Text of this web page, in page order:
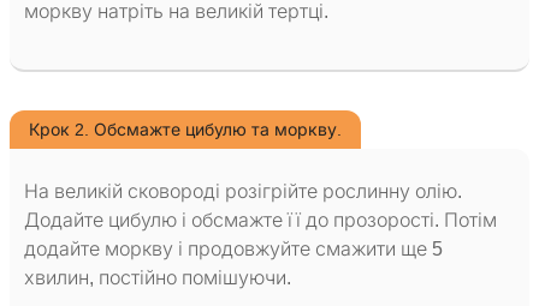
моркву натріть на великій тертці.
Крок 2. Обсмажте цибулю та моркву.
На великій сковороді розігрійте рослинну олію.
Додайте цибулю і обсмажте її до прозорості. Потім
додайте моркву і продовжуйте смажити ще 5
хвилин, постійно помішуючи.